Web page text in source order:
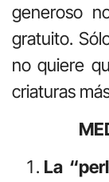
generoso
gratuito.
no quiere
criaturas
La